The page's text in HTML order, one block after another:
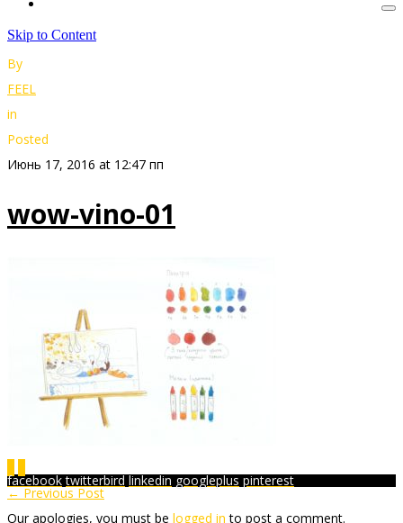
Skip to Content
By
FEEL
in
Posted
Июнь 17, 2016 at 12:47 пп
wow-vino-01
facebook twitterbird linkedin googleplus pinterest
← Previous Post
Our apologies, you must be logged in to post a comment.